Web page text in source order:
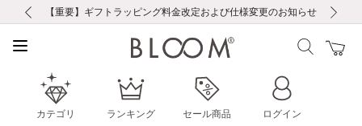
お修理・アフターサービスのご案内
【重要】令和８年熊本地震に伴う集配への影響について
【重要】ギフトラッピング料金改定および仕様変更のお知らせ
【重要】夏季休業の営業についてのご案内
税込5,500円以上で送料無料｜最短24時間以内に発送
新規会員登録で1000ポイントプレゼント！
LINE友だち登録で500円クーポンプレゼント
会員限定！レビュー投稿で100ポイントプレゼント
お修理・アフターサービスのご案内
【重要】令和８年熊本地震に伴う集配への影響について
カテゴリ ランキング セール商品 ログイン